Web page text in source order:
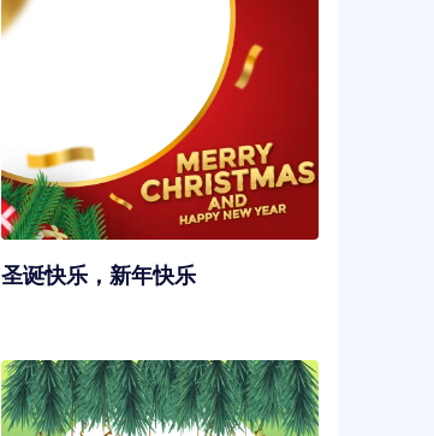
圣诞快乐，新年快乐